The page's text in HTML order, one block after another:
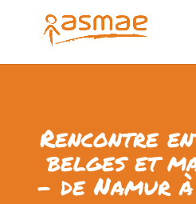
Rencontre
belges et
– de Namur